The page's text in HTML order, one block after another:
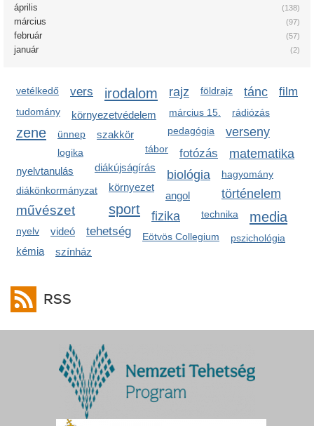
(138)
április
(97)
március
(57)
február
(2)
január
vetélkedő vers irodalom rajz földrajz tánc
tudomány március 15.
környezetvédelem
rádiózás
pedagógia
zene
film
verseny
ünnep szakkör
tábor fotózás
logika matematika
diákújságírás
nyelvtanulás biológia
hagyomány
diákönkormányzat
történelem
környezet
angol
művészet sport technika media
fizika
tehetség
nyelv Eötvös Collegium
videó
pszichológia
kémia színház
RSS